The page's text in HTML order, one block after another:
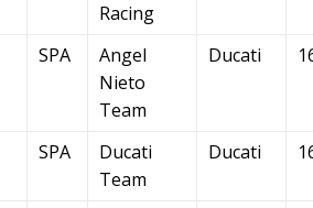
Racing
SPA
Angel
Nieto
Team
Ducati
SPA
Ducati
Team
Ducati